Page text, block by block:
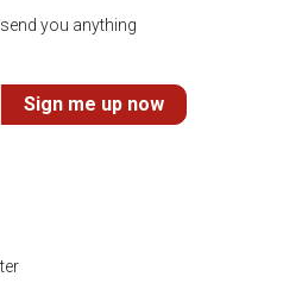
you anything
Sign me up now